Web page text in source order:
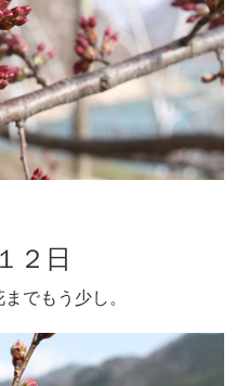
１ ２ 日
でもう少し。